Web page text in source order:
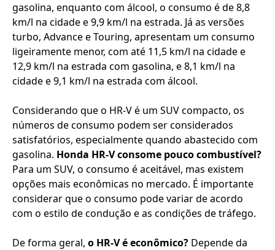
gasolina, enquanto com álcool, o consumo é de 8,8
km/l na cidade e 9,9 km/l na estrada. Já as versões
turbo, Advance e Touring, apresentam um consumo
ligeiramente menor, com até 11,5 km/l na cidade e
12,9 km/l na estrada com gasolina, e 8,1 km/l na
cidade e 9,1 km/l na estrada com álcool.
Considerando que o HR-V é um SUV compacto, os
números de consumo podem ser considerados
satisfatórios, especialmente quando abastecido com
gasolina. Honda HR-V consome pouco combustível?
Para um SUV, o consumo é aceitável, mas existem
opções mais econômicas no mercado. É importante
considerar que o consumo pode variar de acordo
com o estilo de condução e as condições de tráfego.
De forma geral, o HR-V é econômico? Depende da